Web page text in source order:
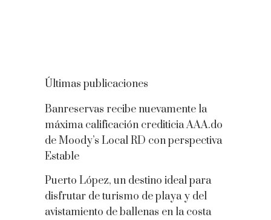
Últimas publicaciones
Banreservas recibe nuevamente la
máxima calificación crediticia AAA.do
de Moody’s Local RD con perspectiva
Estable
Puerto López, un destino ideal para
disfrutar de turismo de playa y del
avistamiento de ballenas en la costa